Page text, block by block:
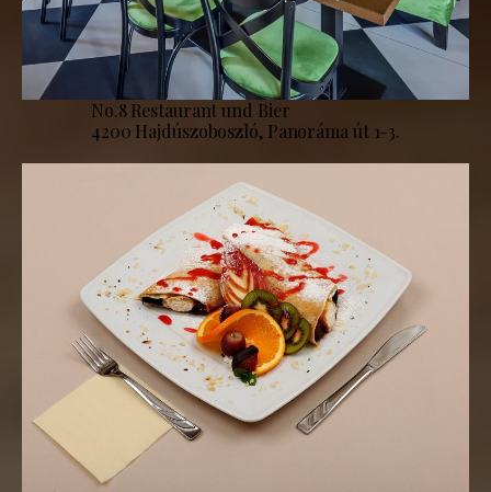
No.8 Restaurant und Bier
4200 Hajdúszoboszló, Panoráma út 1-3.